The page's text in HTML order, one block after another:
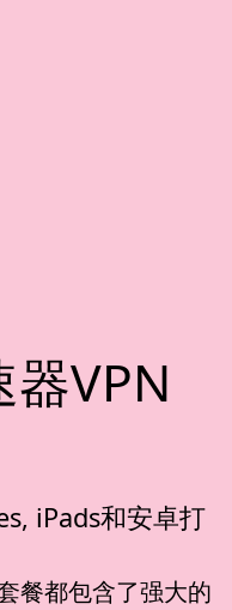
VPN
iPads和安卓打
餐都包含了强大的